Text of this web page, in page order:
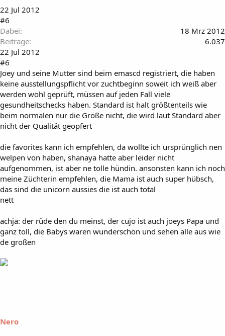
22 Jul 2012
#6
Dabei
18 Mrz 2012
Beiträge
6.037
22 Jul 2012
#6
Joey und seine Mutter sind beim emascd registriert, die haben
keine ausstellungspflicht vor zuchtbeginn soweit ich weiß aber
werden wohl geprüft, müssen auf jeden Fall viele
gesundheitschecks haben. Standard ist halt größtenteils wie
beim normalen nur die Größe nicht, die wird laut Standard aber
nicht der Qualität geopfert
die favorites kann ich empfehlen, da wollte ich ursprünglich nen
welpen von haben, shanaya hatte aber leider nicht
aufgenommen, ist aber ne tolle hündin. ansonsten kann ich noch
meine Züchterin empfehlen, die Mama ist auch super hübsch,
das sind die unicorn aussies die ist auch total
nett
achja: der rüde den du meinst, der cujo ist auch joeys Papa und
ganz toll, die Babys waren wunderschön und sehen alle aus wie
de großen
Nero